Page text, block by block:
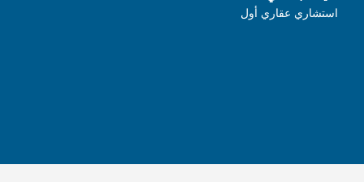
استشاري عقاري أول